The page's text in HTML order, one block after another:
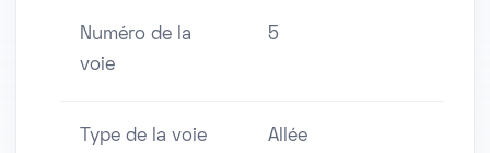
Numéro de la
voie
5
Type de la voie Allée